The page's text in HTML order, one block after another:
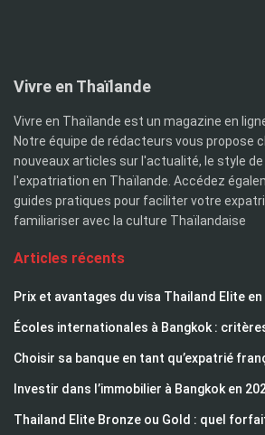
Vivre en Thaïlande
Vivre en Thaïlande est un magazine en
Notre équipe de rédacteurs vous propose
nouveaux articles sur l'actualité, le style
l'expatriation en Thaïlande. Accédez
guides pratiques pour faciliter votre
familiariser avec la culture Thaïlandaise
Articles récents
Prix et avantages du visa Thailand Elite en
Écoles internationales à Bangkok :
Choisir sa banque en tant qu’expatrié
Investir dans l’immobilier à Bangkok en
Thailand Elite Bronze ou Gold : quel